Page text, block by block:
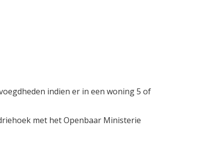
indien er in een woning 5 of
met het Openbaar Ministerie